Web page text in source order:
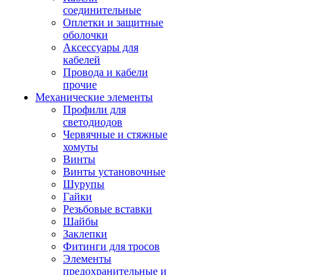
соединительные
Оплетки и защитные
оболочки
Аксессуары для
кабелей
Провода и кабели
прочие
Механические элементы
Профили для
светодиодов
Червячные и стяжные
хомуты
Винты
Винты установочные
Шурупы
Гайки
Резьбовые вставки
Шайбы
Заклепки
Фитинги для тросов
Элементы
предохранительные и